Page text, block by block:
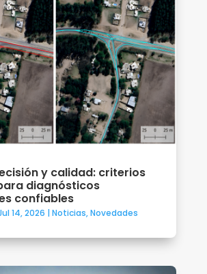
y calidad: criterios
diagnósticos
confiables
14, 2026 | Noticias,Novedades